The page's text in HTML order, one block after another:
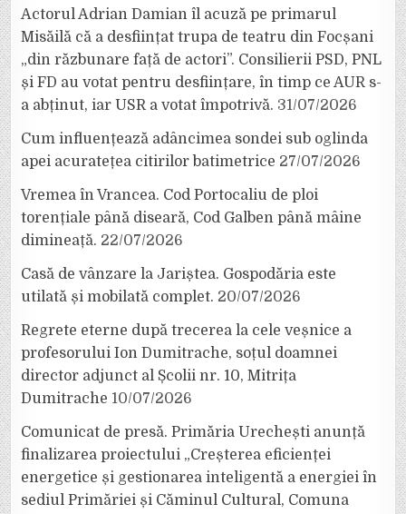
Actorul Adrian Damian îl acuză pe primarul
Misăilă că a desființat trupa de teatru din Focșani
„din răzbunare față de actori”. Consilierii PSD, PNL
și FD au votat pentru desființare, în timp ce AUR s-
a abținut, iar USR a votat împotrivă. 31/07/2026
Cum influențează adâncimea sondei sub oglinda
apei acuratețea citirilor batimetrice 27/07/2026
Vremea în Vrancea. Cod Portocaliu de ploi
torențiale până diseară, Cod Galben până mâine
dimineață. 22/07/2026
Casă de vânzare la Jariștea. Gospodăria este
utilată și mobilată complet. 20/07/2026
Regrete eterne după trecerea la cele veșnice a
profesorului Ion Dumitrache, soțul doamnei
director adjunct al Școlii nr. 10, Mitrița
Dumitrache 10/07/2026
Comunicat de presă. Primăria Urechești anunță
finalizarea proiectului „Creșterea eficienței
energetice și gestionarea inteligentă a energiei în
sediul Primăriei și Căminul Cultural, Comuna